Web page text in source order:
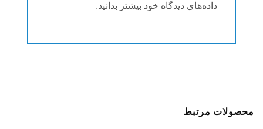
داده‌های دیدگاه خود بیشتر بدانید.
محصولات مرتبط